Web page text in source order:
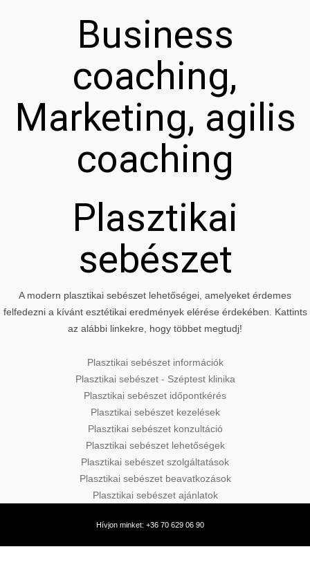
Business
coaching,
Marketing, agilis
coaching
Plasztikai
sebészet
A modern plasztikai sebészet lehetőségei, amelyeket érdemes
felfedezni a kívánt esztétikai eredmények elérése érdekében. Kattints
az alábbi linkekre, hogy többet megtudj!
Plasztikai sebészet információk
Plasztikai sebészet - Széptest klinika
Plasztikai sebészet időpontkérés
Plasztikai sebészet kezelések
Plasztikai sebészet konzultáció
Plasztikai sebészet lehetőségek
Plasztikai sebészet szolgáltatások
Plasztikai sebészet beavatkozások
Plasztikai sebészet ajánlatok
Hívjon minket: +36 70 629 06 90